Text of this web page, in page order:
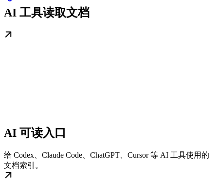
AI 工具读取文档
AI 可读入口
给 Codex、Claude Code、ChatGPT、Cursor 等 AI 工具使用的
文档索引。